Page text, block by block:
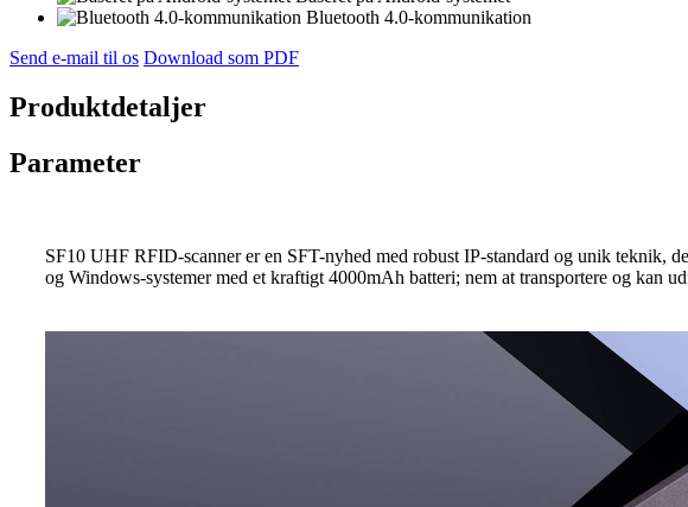
Bluetooth 4.0-kommunikation
Send e-mail til os Download som PDF
Produktdetaljer
Parameter
SF10 UHF RFID-scanner er en SFT-nyhed med robust IP-standard og unik
og Windows-systemer med et kraftigt 4000mAh batteri; nem at transportere og kan